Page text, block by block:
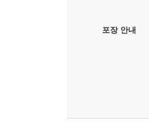
포장 안내